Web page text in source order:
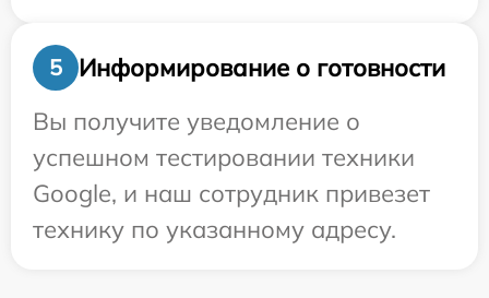
5
Информирование о готовности
Вы получите уведомление о
успешном тестировании техники
Google, и наш сотрудник привезет
технику по указанному адресу.